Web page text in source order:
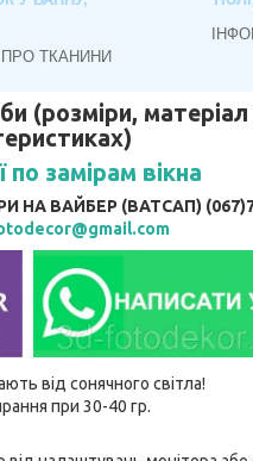
ПРО ТКАНИНИ
(розміри, матеріал
по замірам вікна
ВАЙБЕР (ВАТСАП)
від сонячного світла!
при 30-40 гр.